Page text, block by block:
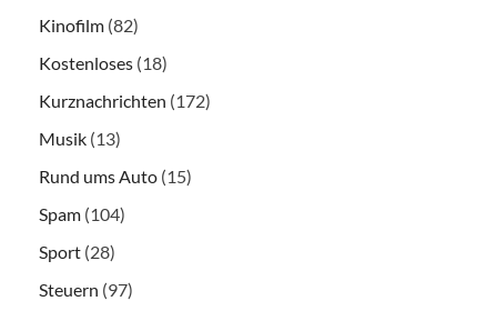
Kinofilm (82)
Kostenloses (18)
Kurznachrichten (172)
Musik (13)
Rund ums Auto (15)
Spam (104)
Sport (28)
Steuern (97)